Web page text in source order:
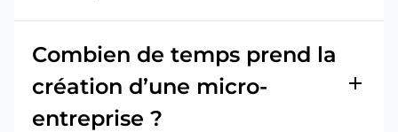
Combien de temps prend la
création d’une micro-
entreprise ?
add